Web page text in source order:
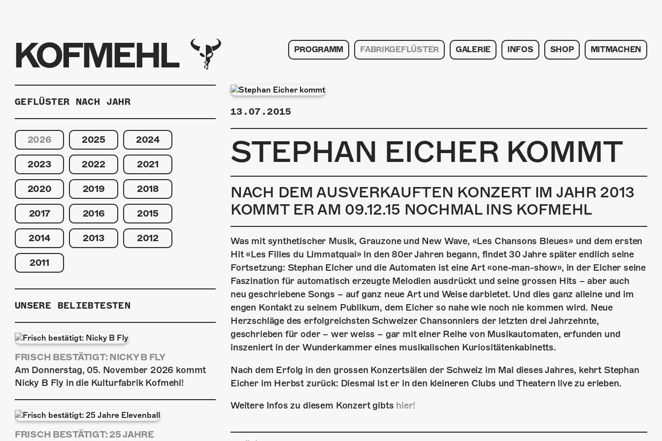
KOFMEHL PROGRAMM FABRIKGEFLÜSTER GALERIE INFOS SHOP MITMACHEN
13.07.2015
STEPHAN EICHER KOMMT
NACH DEM AUSVERKAUFTEN KONZERT IM JAHR 2013
KOMMT ER AM 09.12.15 NOCHMAL INS KOFMEHL
Was mit synthetischer Musik, Grauzone und New Wave, «Les Chansons Bleues» und dem ersten
Hit «Les Filles du Limmatquai» in den 80er Jahren begann, findet 30 Jahre später endlich seine
Fortsetzung: Stephan Eicher und die Automaten ist eine Art «one-man-show», in der Eicher seine
Faszination für automatisch erzeugte Melodien ausdrückt und seine grossen Hits – aber auch
neu geschriebene Songs – auf ganz neue Art und Weise darbietet. Und dies ganz alleine und im
engen Kontakt zu seinem Publikum, dem Eicher so nahe wie noch nie kommen wird. Neue
Herzschläge des erfolgreichsten Schweizer Chansonniers der letzten drei Jahrzehnte,
geschrieben für oder – wer weiss – gar mit einer Reihe von Musikautomaten, erfunden und
inszeniert in der Wunderkammer eines musikalischen Kuriositätenkabinetts.
Nach dem Erfolg in den grossen Konzertsälen der Schweiz im Mai dieses Jahres, kehrt Stephan
Eicher im Herbst zurück: Diesmal ist er in den kleineren Clubs und Theatern live zu erleben.
Weitere Infos zu diesem Konzert gibts hier!
GEFLÜSTER NACH JAHR
2026 2025 2024
2023 2022 2021
2020 2019 2018
2017 2016 2015
2014 2013 2012
2011
UNSERE BELIEBTESTEN
FRISCH BESTÄTIGT: NICKY B FLY
Am Donnerstag, 05. November 2026 kommt
Nicky B Fly in die Kulturfabrik Kofmehl!
FRISCH BESTÄTIGT: 25 JAHRE